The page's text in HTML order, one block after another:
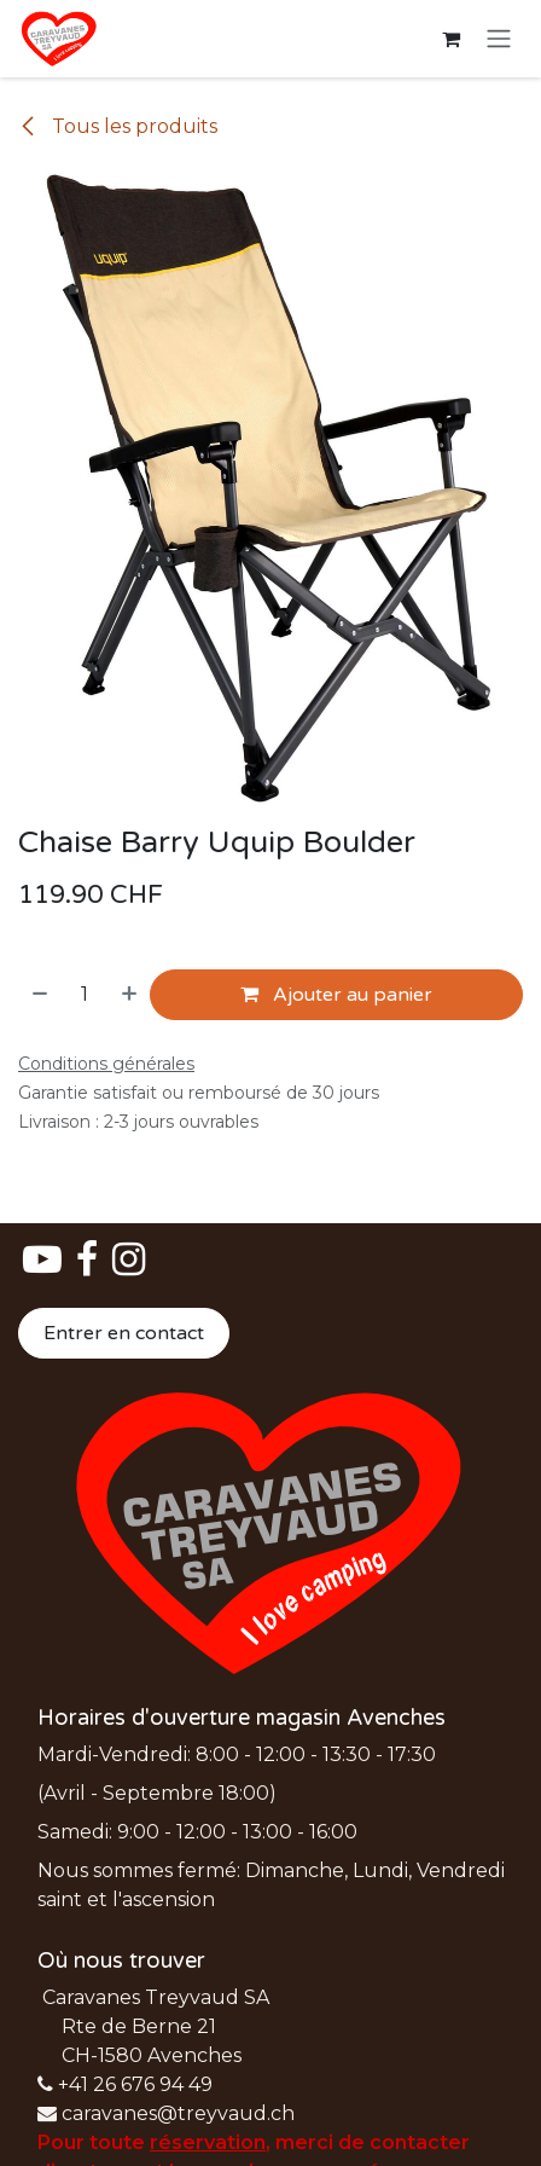
Se rendre au contenu
Tous les produits
Chaise Barry Uquip Boulder
119.90 CHF
Ajouter au panier
Conditions générales
Garantie satisfait ou remboursé de 30 jours
Livraison : 2-3 jours ouvrables
Entrer en contact
Horaires d'ouverture magasin Avenches
Mardi-Vendredi: 8:00 - 12:00 - 13:30 - 17:30
(Avril - Septembre 18:00)
Samedi: 9:00 - 12:00 - 13:00 - 16:00
Nous sommes fermé: Dimanche, Lundi, Vendredi
saint et l'ascension
Où nous trouver
Caravanes Treyvaud SA
Rte de Berne 21
CH-1580 Avenches
+41 26 676 94 49
caravanes@treyvaud.ch
Pour toute réservation, merci de contacter